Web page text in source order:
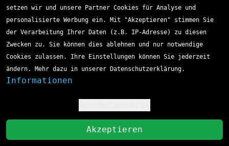
inkl. MwSt
zzgl. Versand
In den Einkaufswagen
Brother TZE-261 P-Touch Farbband
setzen wir und unsere Partner Cookies für Analyse und
personalisierte Werbung ein. Mit "Akzeptieren" stimmen Sie
der Verarbeitung Ihrer Daten (z.B. IP-Adresse) zu diesen
Zwecken zu. Sie können dies ablehnen und nur notwendige
Cookies zulassen. Ihre Einstellungen können Sie jederzeit
ändern. Mehr dazu in unserer Datenschutzerklärung.
Informationen
Akzeptieren